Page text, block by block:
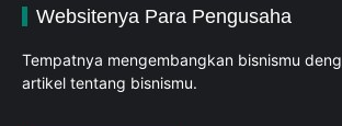
Websitenya Para Pengusaha
Tempatnya mengembangkan bisnismu
artikel tentang bisnismu.